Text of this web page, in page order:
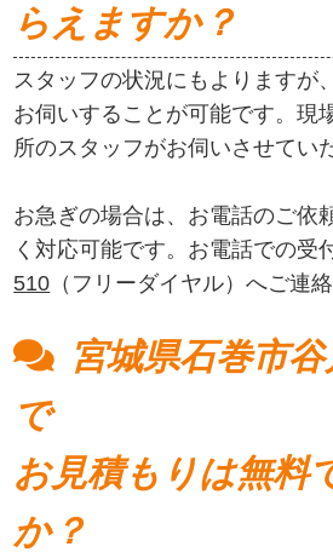
らえますか？
スタッフの状況にもよりますが
お伺いすることが可能です。現
所のスタッフがお伺いさせてい
お急ぎの場合は、お電話のご依
く対応可能です。お電話での受
510 （フリーダイヤル）へご連
宮城県石巻市
で
お見積もりは無料
か？